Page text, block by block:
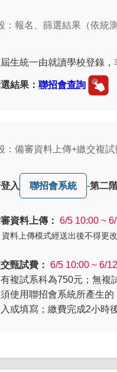
：報名、篩選結果（依統測
屆生統一由就讀學校登錄
結果： 聯招會查詢
：備審資料上傳+繳交複試
入 聯招會系統 -第二
資料上傳： 6/5 10:00 ~
料上傳模式經送出後不得更
甄試費： 6/5 10:00 ~ 6/
複試系科為750元；無複
使用聯招會系統所產生的
或填寫；繳費完成2小時